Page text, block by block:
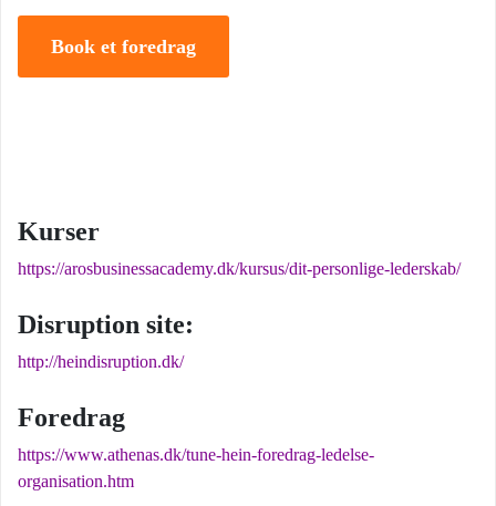
Book et foredrag
Kurser
https://arosbusinessacademy.dk/kursus/dit-personlige-lederskab/
Disruption site:
http://heindisruption.dk/
Foredrag
https://www.athenas.dk/tune-hein-foredrag-ledelse-
organisation.htm